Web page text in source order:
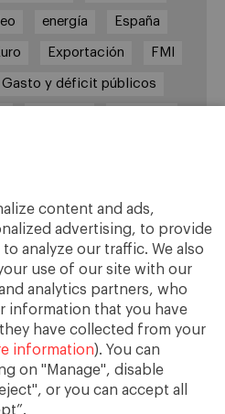
content and ads,
advertising, to provide
analyze our traffic. We also
use of our site with our
analytics partners, who
information that you have
have collected from your
information). You can
on "Manage", disable
or you can accept all
energía España
Exportación FMI
Gasto y déficit públicos
UE Unión Europea
Euro